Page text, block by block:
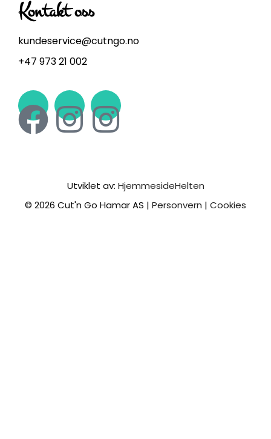
Kontakt oss
kundeservice@cutngo.no
+47 973 21 002
Utviklet av: HjemmesideHelten
© 2026 Cut'n Go Hamar AS | Personvern | Cookies